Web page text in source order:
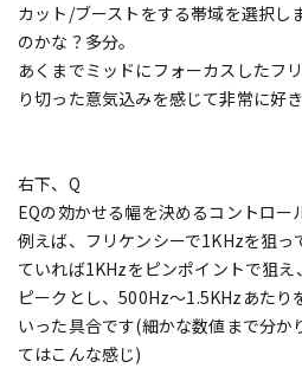
カット/ブーストをする帯域を選択し
のかな？多分。
あくまでミッドにフォーカスしたフ
り切った意気込みを感じて非常に好き
右下、Q
EQの効かせる幅を決めるコントロー
例えば、フリケンシーで1KHzを狙っ
ていれば1KHzをピンポイントで狙
ピークとし、500Hz～1.5KHzあたり
いった具合です(細かな数値まで分か
てはこんな感じ)